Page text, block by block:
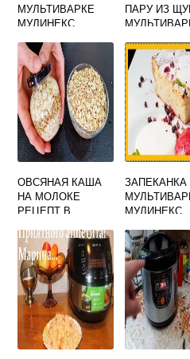
МУЛЬТИВАРКЕ
МУЛИНЕКС
ПАРУ ИЗ
ОВСЯНАЯ КАША
НА МОЛОКЕ
РЕЦЕПТ В
ПОРЦИИ
ЗАПЕКАНКА
МУЛИНЕКС